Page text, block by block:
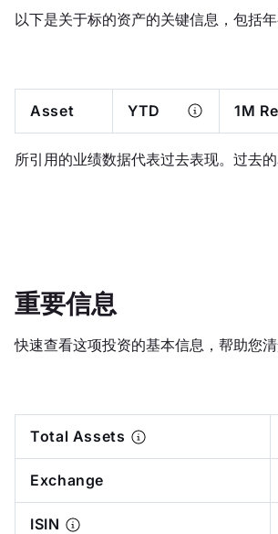
以下是关于标的资产的关键信息，包括
Asset YTD 1M
所引用的业绩数据代表过去表现。过去
重要信息
快速查看这项投资的基本信息，帮助您
Total Assets
Exchange
ISIN